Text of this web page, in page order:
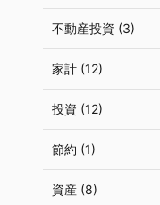
不動産投資 (3)
家計 (12)
投資 (12)
節約 (1)
資産 (8)